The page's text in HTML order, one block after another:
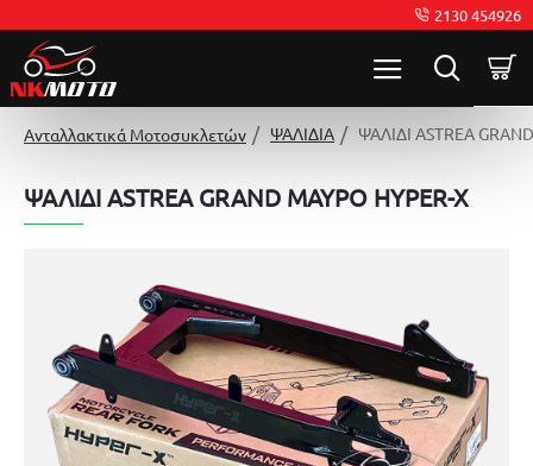
2130 454926
Ανταλλακτικά Μοτοσυκλετών ΨΑΛΙΔΙΑ ΨΑΛΙΔΙ ASTREA
ΨΑΛΙΔΙ ASTREA GRAND ΜΑΥΡΟ HYPER-X